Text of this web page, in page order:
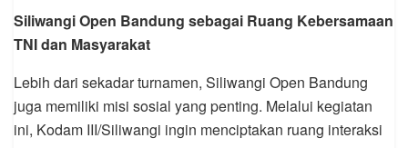
Siliwangi Open Bandung sebagai Ruang Kebersamaan
TNI dan Masyarakat
Lebih dari sekadar turnamen, Siliwangi Open Bandung
juga memiliki misi sosial yang penting. Melalui kegiatan
ini, Kodam III/Siliwangi ingin menciptakan ruang interaksi